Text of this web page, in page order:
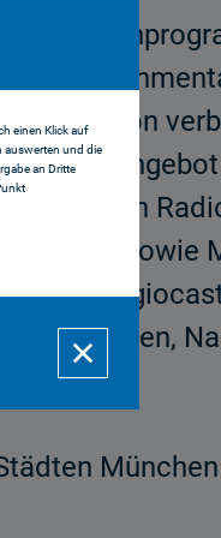
einen Klick auf
auswerten und die
an Dritte
sowie